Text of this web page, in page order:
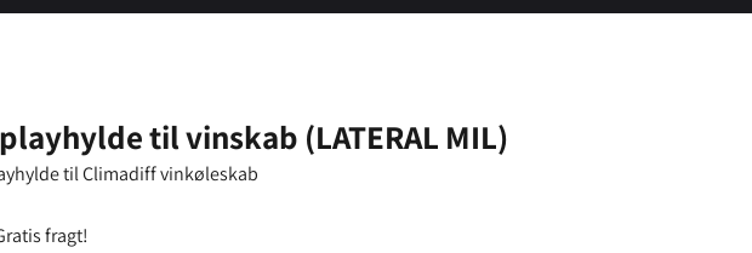
til vinskab (LATERAL MIL)
til Climadiff vinkøleskab
fragt!